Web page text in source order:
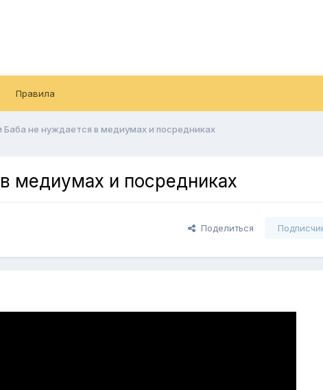
Правила
Баба не нуждается в медиумах и посредниках
медиумах и посредниках
Поделиться